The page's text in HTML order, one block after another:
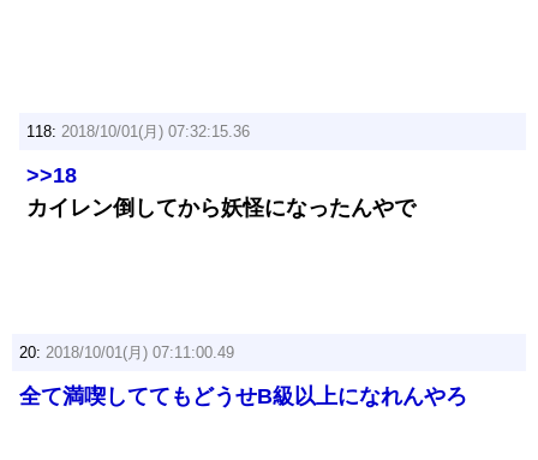
118: 2018/10/01(月) 07:32:15.36
>>18
カイレン倒してから妖怪になったんやで
20: 2018/10/01(月) 07:11:00.49
全て満喫しててもどうせB級以上になれんやろ